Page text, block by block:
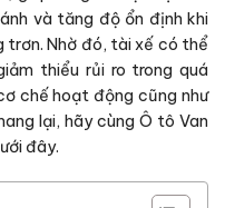
và tăng độ ổn định khi
trơn. Nhờ đó, tài xế có thể
thiểu rủi ro trong quá
chế hoạt động cũng như
lại, hãy cùng Ô tô Van
đây.